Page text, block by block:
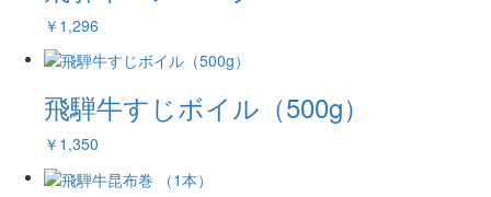
￥1,296
飛騨牛すじボイル（500g）
￥1,350